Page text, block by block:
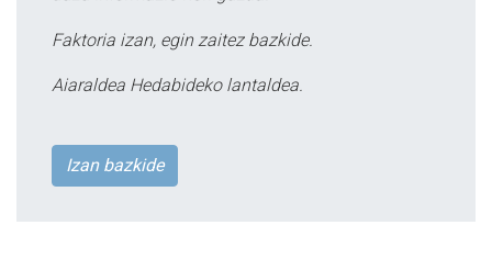
Faktoria izan, egin zaitez bazkide.
Aiaraldea Hedabideko lantaldea.
Izan bazkide